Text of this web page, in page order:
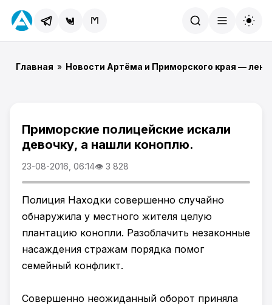
Главная » Новости Артёма и Приморского края —
Приморские полицейские искали
девочку, а нашли коноплю.
23-08-2016, 06:14👁 3 828
Полиция Находки совершенно случайно
обнаружила у местного жителя целую
плантацию конопли. Разоблачить незаконные
насаждения стражам порядка помог
семейный конфликт.
Совершенно неожиданный оборот приняла